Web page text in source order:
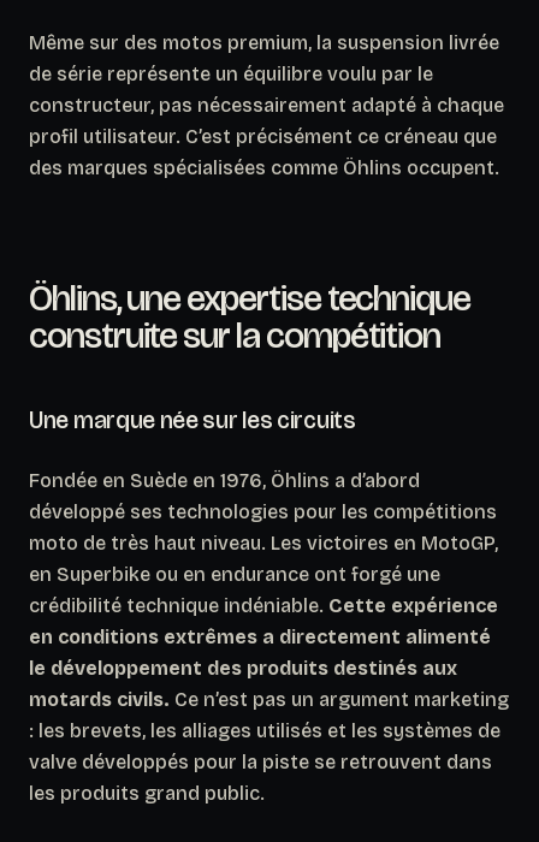
Même sur des motos premium, la suspension livrée
de série représente un équilibre voulu par le
constructeur, pas nécessairement adapté à chaque
profil utilisateur. C’est précisément ce créneau que
des marques spécialisées comme Öhlins occupent.
Öhlins, une expertise technique
construite sur la compétition
Une marque née sur les circuits
Fondée en Suède en 1976, Öhlins a d’abord
développé ses technologies pour les compétitions
moto de très haut niveau. Les victoires en MotoGP,
en Superbike ou en endurance ont forgé une
crédibilité technique indéniable. Cette expérience
en conditions extrêmes a directement alimenté
le développement des produits destinés aux
motards civils. Ce n’est pas un argument marketing
: les brevets, les alliages utilisés et les systèmes de
valve développés pour la piste se retrouvent dans
les produits grand public.